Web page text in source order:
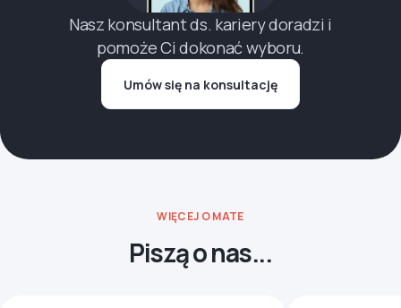
Nasz konsultant ds. kariery doradzi i
pomoże Ci dokonać wyboru.
Umów się na konsultację
WIĘCEJ O MATE
Piszą o nas...